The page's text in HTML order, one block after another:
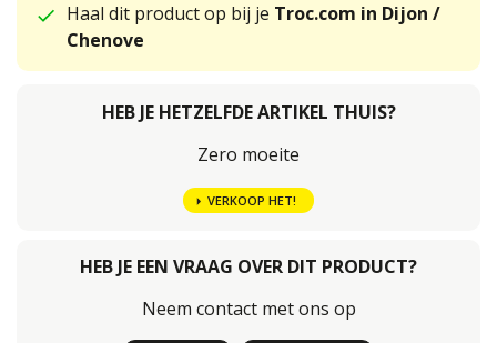
Haal dit product op bij je Troc.com in Dijon /
Chenove
HEB JE HETZELFDE ARTIKEL THUIS?
Zero moeite
VERKOOP HET!
HEB JE EEN VRAAG OVER DIT PRODUCT?
Neem contact met ons op